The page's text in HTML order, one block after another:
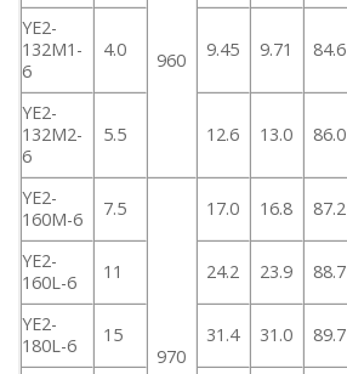
960
YE2-
132M1-
6
4.0 9.45 9.71 84.6
YE2-
132M2-
6
5.5 12.6 13.0 86.0
YE2-
160M-6
7.5
970
17.0 16.8 87.2
YE2-
160L-6
11 24.2 23.9 88.7
YE2-
180L-6
15 31.4 31.0 89.7